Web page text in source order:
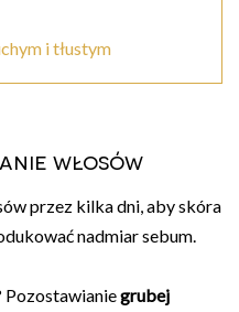
i tłustym
włosów
przez kilka dni, aby skóra
nadmiar sebum.
Pozostawianiegrubej